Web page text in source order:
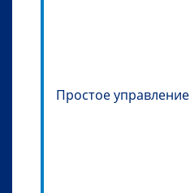
Простое управление